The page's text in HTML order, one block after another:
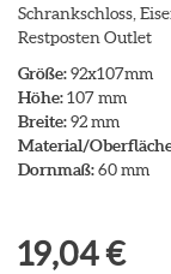
Schrankschloss,
Restposten Outlet
Größe:92x107mm
Höhe:107 mm
Breite:92 mm
Material/
Dornmaß:60 mm
19,04 €